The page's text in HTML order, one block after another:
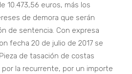
10.473,56 euros, más los
de demora que serán
de sentencia. Con expresa
fecha 20 de julio de 2017 se
de tasación de costas
la recurrente, por un importe